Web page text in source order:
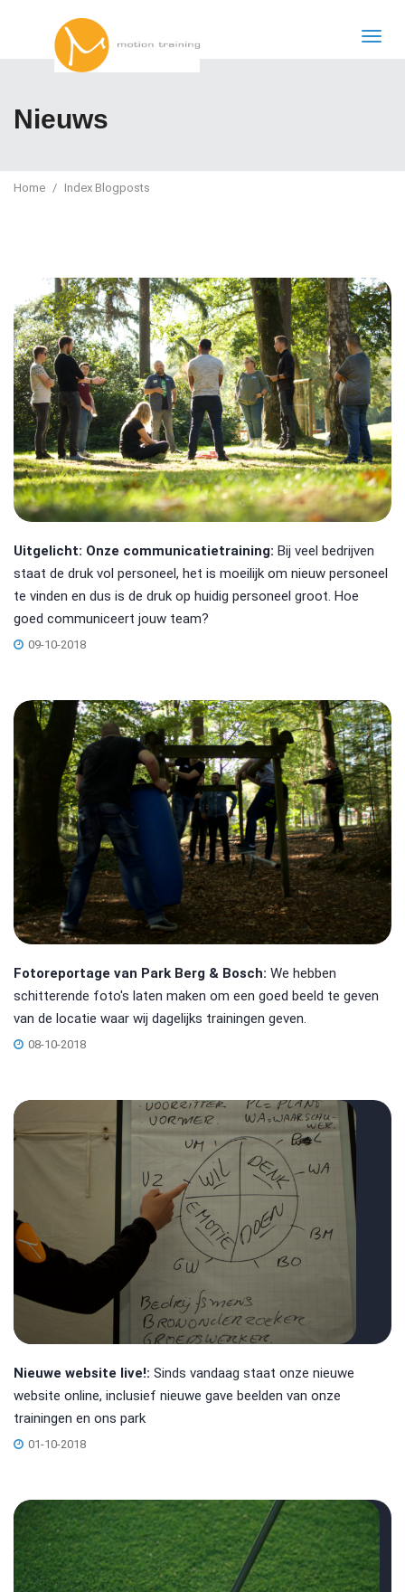
Nieuws
Home Index Blogposts
Uitgelicht: Onze communicatietraining: Bij veel bedrijven
staat de druk vol personeel, het is moeilijk om nieuw personeel
te vinden en dus is de druk op huidig personeel groot. Hoe
goed communiceert jouw team?
09-10-2018
Fotoreportage van Park Berg & Bosch: We hebben
schitterende foto's laten maken om een goed beeld te geven
van de locatie waar wij dagelijks trainingen geven.
08-10-2018
Nieuwe website live!: Sinds vandaag staat onze nieuwe
website online, inclusief nieuwe gave beelden van onze
trainingen en ons park
01-10-2018